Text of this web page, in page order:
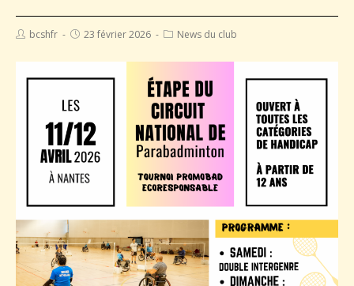
bcshfr 23 février 2026 News du club